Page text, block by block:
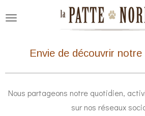
principalEnvie de découvrir notre
Nous partageons notre quotidien,
sur nos réseaux